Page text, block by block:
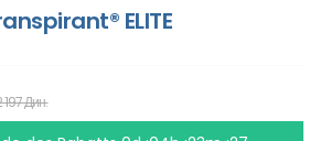
ELITE
197 Дин.